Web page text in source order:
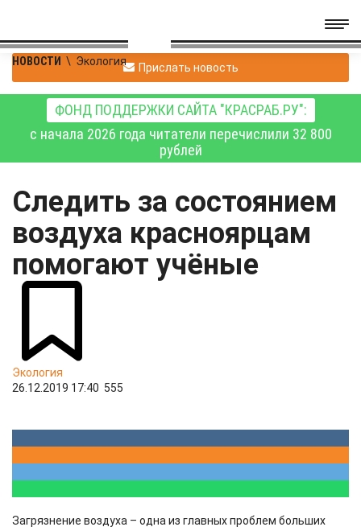
НОВОСТИ \ Экология Прислать новость
ФОНД ПОДДЕРЖКИ САЙТА "КРАСРАБ.РУ":
с начала 2026 года читатели перечислили 32 800
рублей
Следить за состоянием
воздуха красноярцам
помогают учёные
Экология
26.12.2019 17:40 555
Загрязнение воздуха – одна из главных проблем больших